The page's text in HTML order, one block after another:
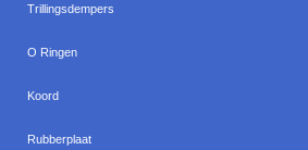
Trillingsdempers
O Ringen
Koord
Rubberplaat